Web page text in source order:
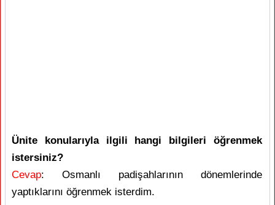
Ünite konularıyla ilgili hangi bilgileri öğrenmek
istersiniz?
Cevap: Osmanlı padişahlarının dönemlerinde
yaptıklarını öğrenmek isterdim.